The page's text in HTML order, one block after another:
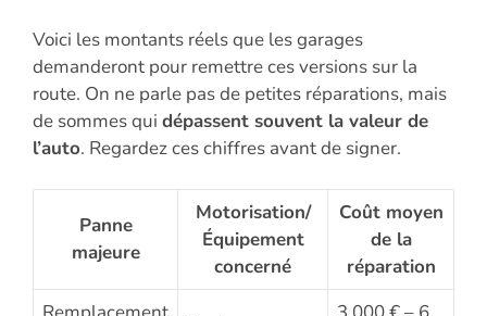
Voici les montants réels que les garages
demanderont pour remettre ces versions sur la
route. On ne parle pas de petites réparations, mais
de sommes qui dépassent souvent la valeur de
l’auto. Regardez ces chiffres avant de signer.
Panne
majeure
Motorisation/
Équipement
concerné
Coût moyen
de la
réparation